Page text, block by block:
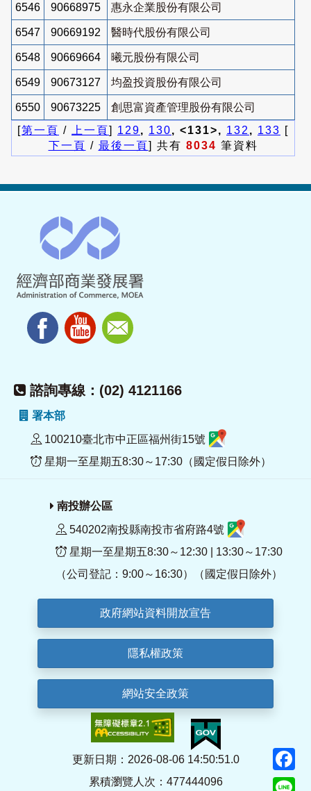
6546 90668975 惠永企業股份有限公司
6547 90669192 醫時代股份有限公司
6548 90669664 曦元股份有限公司
6549 90673127 均盈投資股份有限公司
6550 90673225
創思富資產管理股份有限公司
[第一頁 / 上一頁] 129, 130, <131>, 132 , 133 [
下一頁 / 最後一頁] 共有 8034 筆資料
諮詢專線：(02) 4121166
署本部
100210臺北市中正區福州街15號
星期一至星期五8:30～17:30（國定假日除外）
南投辦公區
540202南投縣南投市省府路4號
星期一至星期五8:30～12:30 | 13:30～17:30
（公司登記：9:00～16:30）（國定假日除外）
政府網站資料開放宣告
隱私權政策
網站安全政策
更新日期：2026-08-06 14:50:51.0
累積瀏覽人次：477444096